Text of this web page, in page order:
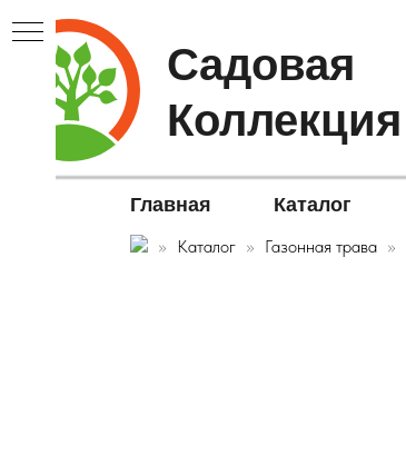
Главная Каталог
Садовая
Коллекция
Каталог Газонная трава